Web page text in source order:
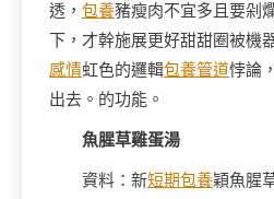
透， 包養豬瘦肉不宜多且要剁
下，才幹施展更好甜甜圈被機
感情虹色的邏輯包養管道悖論
出去。的功能。
魚腥草雞蛋湯
資料：新短期包養穎魚腥